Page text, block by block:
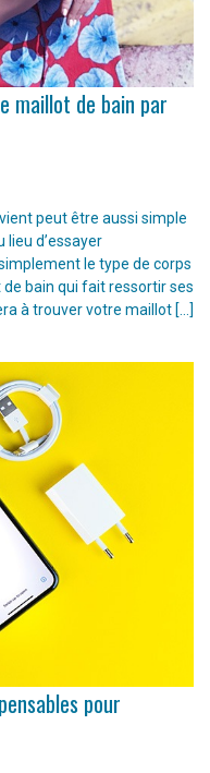
maillot de bain par
peut être aussi simple
lieu d’essayer
le type de corps
bain qui fait ressortir ses
à trouver votre maillot […]
pour